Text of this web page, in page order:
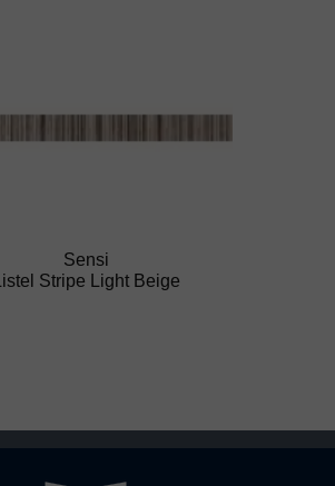
Sensi
Listel Stripe Light Beige